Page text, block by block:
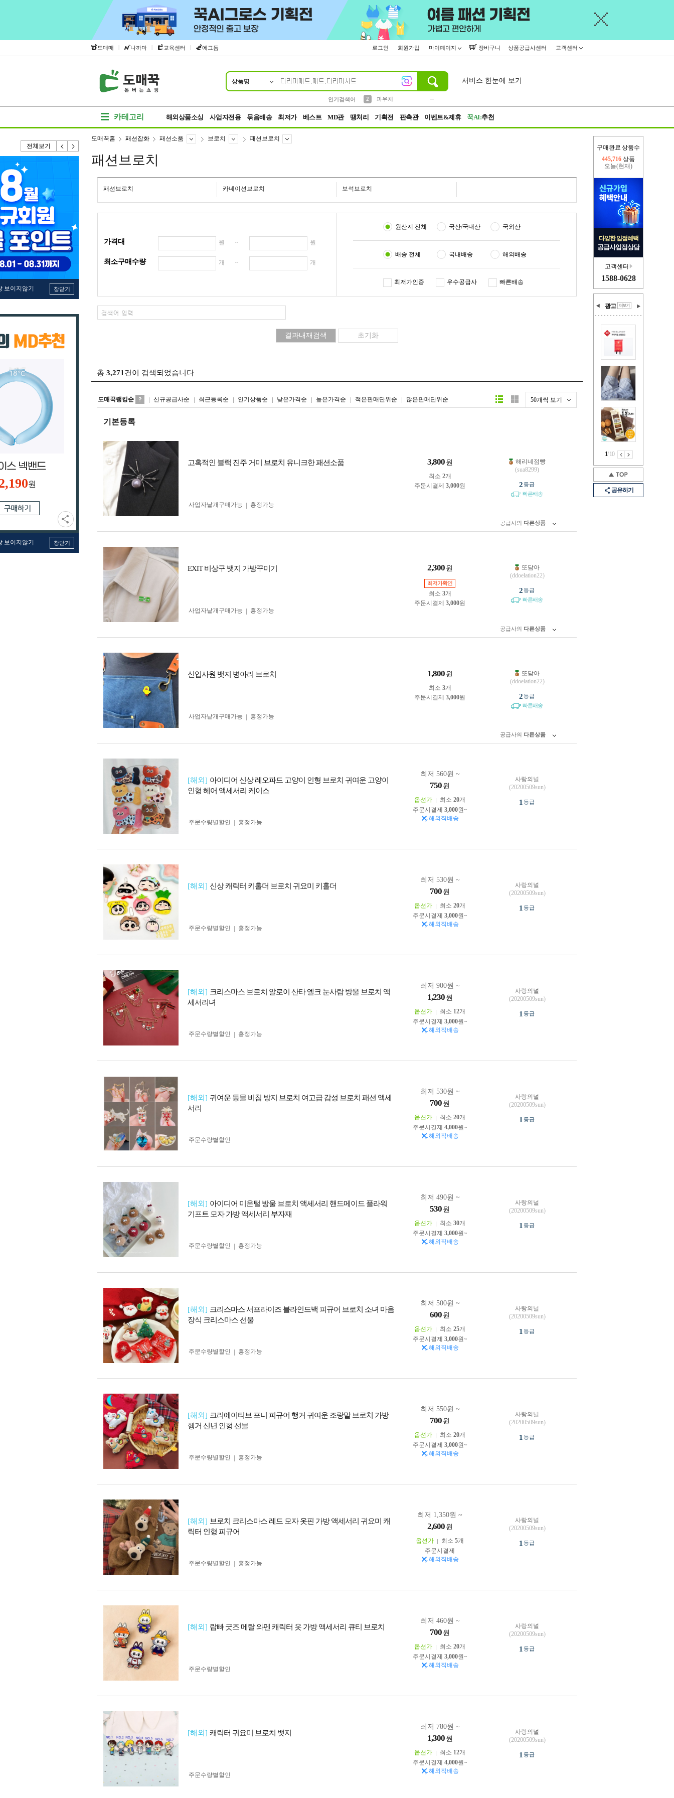
도매매 | 나까마 | 교육센터 | 에그돔 로그인 회원가입 마이페이지 장바구니 상품공급사센터 고객센터
상품명
인기검색어
2
파우치
서비스 한눈에 보기
카테고리 해외상품소싱 사업자전용 묶음배송 최저가 베스트 MD관 땡처리 기획전 판촉관 이벤트&제휴 꾹AI:추천
전체보기
보이지않기 창닫기
원
보이지않기 창닫기
구매완료 상품수
오늘(현재)
203,735상품
다양한 입점혜택
공급사입점상담
고객센터
1588-0628
광고
1/10
공유하기
도매꾹홈 패션잡화 패션소품 브로치 패션브로치
패션브로치
패션브로치 카네이션브로치 보석브로치
가격대 원 ~ 원
최소구매수량 개 ~ 개
원산지 전체 국산/국내산 국외산
배송 전체 국내배송 해외배송
최저가인증 우수공급사 빠른배송
총 3,271 건이 검색되었습니다
도매꾹랭킹순 신규공급사순 최근등록순 인기상품순 낮은가격순 높은가격순 적은판매단위순 많은판매단위순 50개씩 보기
리스트형갤러리형
기본등록
고혹적인 블랙 진주 거미 브로치 유니크한 패션소품 3,800 원
최소 2개
주문시결제 3,000원
사업자 낱개구매가능 흥정가능
해리네점빵
(sua8299)
2등급
빠른배송
공급사의 다른상품
EXIT 비상구 뱃지 가방꾸미기 2,300 원
최저가확인
최소 3개
주문시결제 3,000원
사업자 낱개구매가능
흥정가능
또담아
(ddoelation22)
2등급
빠른배송
공급사의 다른상품
신입사원 뱃지 병아리 브로치 1,800 원
최소 3개
주문시결제 3,000원
사업자 낱개구매가능 흥정가능
또담아
(ddoelation22)
2등급
빠른배송
공급사의 다른상품
[해외] 아이디어 신상 레오파드 고양이 인형 브로치 귀여운 고양이
인형 헤어 액세서리 케이스
최저 560원 ~
750 원
옵션가 최소 20개
주문시결제 3,000원~
해외직배송
주문수량별할인 흥정가능
사랑의널
(20200509sun)
1 등급
[해외] 신상 캐릭터 키홀더 브로치 귀요미 키홀더
최저 530원 ~
700 원
옵션가 최소 20개
주문시결제 3,000원~
해외직배송
주문수량별할인 흥정가능
사랑의널
(20200509sun)
1 등급
[해외] 크리스마스 브로치 알로이 산타 엘크 눈사람 방울 브로치 액
세서리녀
최저 900원 ~
1,230 원
옵션가 최소 12개
주문시결제 3,000원~
해외직배송
주문수량별할인 흥정가능
사랑의널
(20200509sun)
1 등급
[해외] 귀여운 동물 비침 방지 브로치 여고급 감성 브로치 패션 액세
서리
최저 530원 ~
700 원
옵션가 최소 20개
주문시결제 4,000원~
해외직배송
주문수량별할인
사랑의널
(20200509sun)
1 등급
[해외] 아이디어 미운털 방울 브로치 액세서리 핸드메이드 플라워
기프트 모자 가방 액세서리 부자재
최저 490원 ~
530 원
옵션가 최소 30개
주문시결제 3,000원~
해외직배송
주문수량별할인 흥정가능
사랑의널
(20200509sun)
1 등급
[해외] 크리스마스 서프라이즈 블라인드백 피규어 브로치 소녀 마음
장식 크리스마스 선물
최저 500원 ~
600 원
옵션가 최소 25개
주문시결제 3,000원~
해외직배송
주문수량별할인 흥정가능
사랑의널
(20200509sun)
1 등급
[해외] 크리에이티브 포니 피규어 행거 귀여운 조랑말 브로치 가방
행거 신년 인형 선물
최저 550원 ~
700 원
옵션가 최소 20개
주문시결제 3,000원~
해외직배송
주문수량별할인 흥정가능
사랑의널
(20200509sun)
1 등급
[해외] 브로치 크리스마스 레드 모자 옷핀 가방 액세서리 귀요미 캐
릭터 인형 피규어
최저 1,350원 ~
2,600 원
옵션가 최소 5개
주문시결제
해외직배송
주문수량별할인 흥정가능
사랑의널
(20200509sun)
1 등급
[해외] 랍빠 굿즈 메탈 와펜 캐릭터 옷 가방 액세서리 큐티 브로치
최저 460원 ~
700 원
옵션가 최소 20개
주문시결제 3,000원~
해외직배송
주문수량별할인
사랑의널
(20200509sun)
1 등급
[해외] 캐릭터 귀요미 브로치 뱃지
최저 780원 ~
1,300 원
옵션가 최소 12개
주문시결제 4,000원~
해외직배송
주문수량별할인
사랑의널
(20200509sun)
1 등급